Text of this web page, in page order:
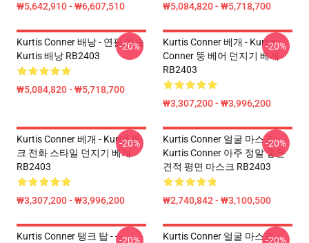
₩5,642,910 - ₩6,607,510 ₩5,084,820 - ₩5,718,700
Kurtis Conner 배낭 - 연필 예술
Kurtis 배낭 RB2403
₩5,084,820 - ₩5,718,700
-20%
Kurtis Conner 베개 - Kurtis
Conner 뚱 베어 던지기 베개
RB2403
₩3,307,200 - ₩3,996,200
-20%
Kurtis Conner 베개 - Kurtis 핑
크 전화 스타일 던지기 베개
RB2403
₩3,307,200 - ₩3,996,200
-20%
Kurtis Conner 얼굴 마스크 -
Kurtis Conner 아주 정말 좋은
견적 평면 마스크 RB2403
₩2,740,842 - ₩3,100,500
-20%
Kurtis Conner 탱크 탑 - - --20%
Kurtis Conner 얼굴 마스크 -
-20%